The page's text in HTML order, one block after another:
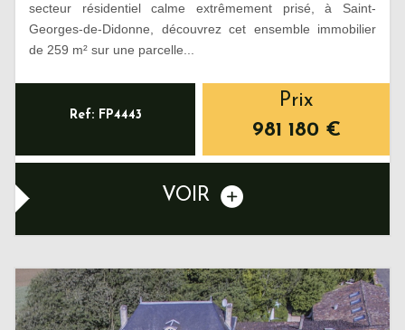
secteur résidentiel calme extrêmement prisé, à Saint-
Georges-de-Didonne, découvrez cet ensemble immobilier
de 259 m² sur une parcelle...
Ref: FP4443
Prix
981 180 €
VOIR